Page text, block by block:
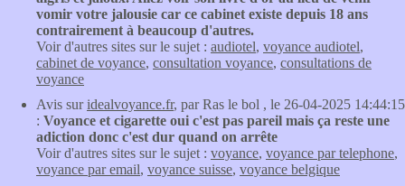
vomir votre jalousie car ce cabinet existe depuis 18 ans
contrairement à beaucoup d'autres.
Voir d'autres sites sur le sujet : audiotel, voyance audiotel,
cabinet de voyance, consultation voyance, consultations de
voyance
Avis suridealvoyance.fr, par Ras le bol , le 26-04-2025 14:44:15
: Voyance et cigarette oui c'est pas pareil mais ça reste une
adiction donc c'est dur quand on arrête
Voir d'autres sites sur le sujet : voyance, voyance par telephone,
voyance par email, voyance suisse, voyance belgique